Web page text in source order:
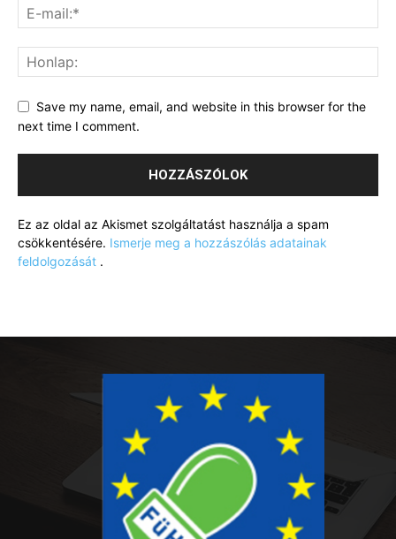
Save my name, email, and website in this browser for the
next time I comment.
Ez az oldal az Akismet szolgáltatást használja a spam
csökkentésére. Ismerje meg a hozzászólás adatainak
feldolgozását .